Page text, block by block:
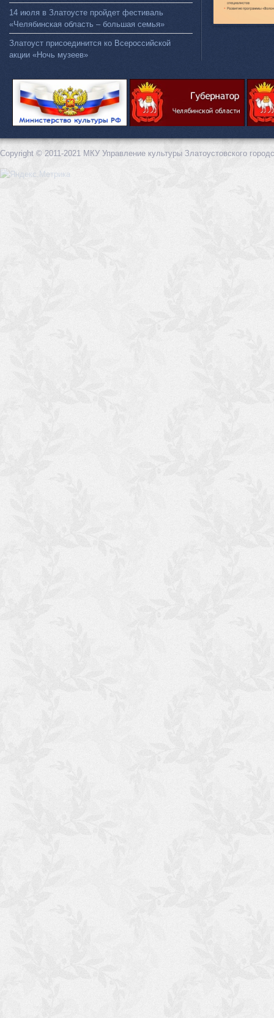
14 июля в Златоусте пройдет фестиваль
«Челябинская область – большая семья»
Златоуст присоединится ко Всероссийской
акции «Ночь музеев»
Copyright © 2011-2021 МКУ Управление культуры Златоустовского